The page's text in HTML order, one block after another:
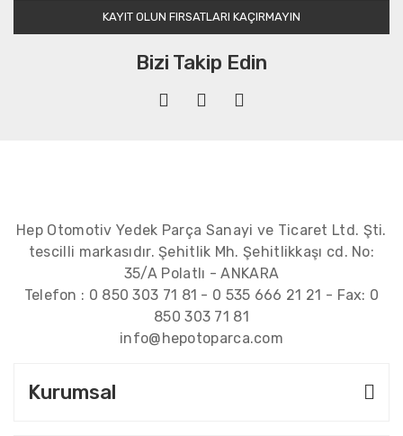
KAYIT OLUN FIRSATLARI KAÇIRMAYIN
Bizi Takip Edin
Hep Otomotiv Yedek Parça Sanayi ve Ticaret Ltd. Şti.
tescilli markasıdır. Şehitlik Mh. Şehitlikkaşı cd. No:
35/A Polatlı - ANKARA
Telefon : 0 850 303 71 81 - 0 535 666 21 21 - Fax: 0
850 303 71 81
info@hepotoparca.com
Kurumsal